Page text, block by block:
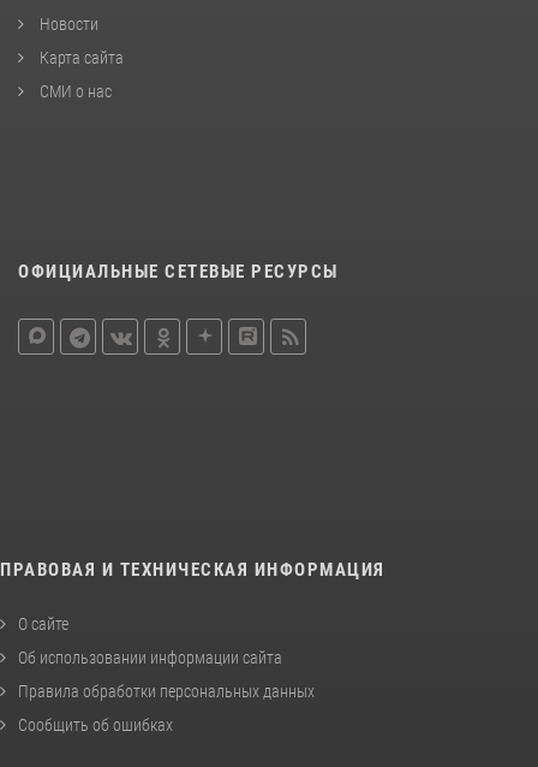
Новости
Карта сайта
СМИ о нас
ОФИЦИАЛЬНЫЕ СЕТЕВЫЕ РЕСУРСЫ
ПРАВОВАЯ И ТЕХНИЧЕСКАЯ ИНФОРМАЦИЯ
О сайте
Об использовании информации сайта
Правила обработки персональных данных
Сообщить об ошибках